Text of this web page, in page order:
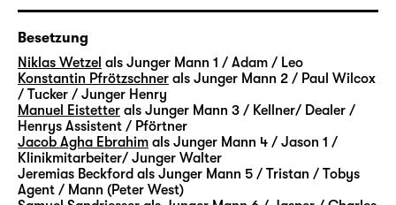
Beginnend im New York des Jahres 2015
kreuzen sich die Wege der Figuren: Zwei
Paare stehen im Zentrum der Episoden,
Walter und Henry sowie Eric und Toby. Viele
weitere Figuren ergänzen das „Vermächtnis“.
In Szenen und Monologen, Rückblenden und
Traumsequenzen begleiten wir sie alle über
Jahre — ihre Hoffnungen, ihre Sehnsüchte
und Ängste, ihre sehr verschiedenen
Besetzung
Niklas Wetzel als Junger Mann 1 / Adam / Leo
Konstantin Pfrötzschner als Junger Mann 2 / Paul Wilcox
/ Tucker / Junger Henry
Manuel Eistetter als Junger Mann 3 / Kellner/ Dealer /
Henrys Assistent / Pförtner
Jacob Agha Ebrahim als Junger Mann 4 / Jason 1 /
Klinikmitarbeiter/ Junger Walter
Jeremias Beckford als Junger Mann 5 / Tristan / Tobys
Agent / Mann (Peter West)